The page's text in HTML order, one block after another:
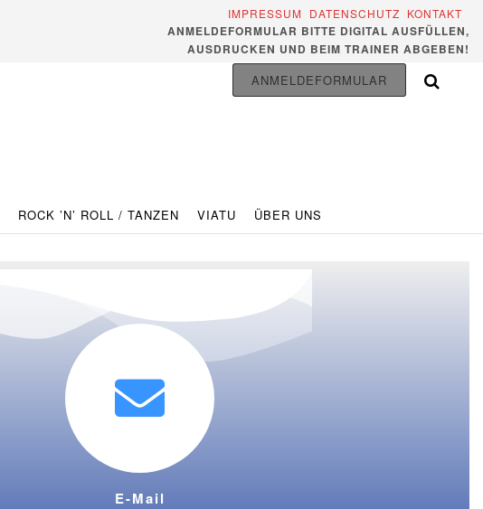
IMPRESSUM DATENSCHUTZ KONTAKT
ANMELDEFORMULAR BITTE DIGITAL AUSFÜLLEN,
AUSDRUCKEN UND BEIM TRAINER ABGEBEN!
ANMELDEFORMULAR
ROCK ’N’ ROLL / TANZEN VIATU ÜBER UNS
E-Mail